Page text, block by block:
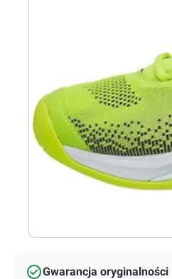
Gwarancja oryginalności